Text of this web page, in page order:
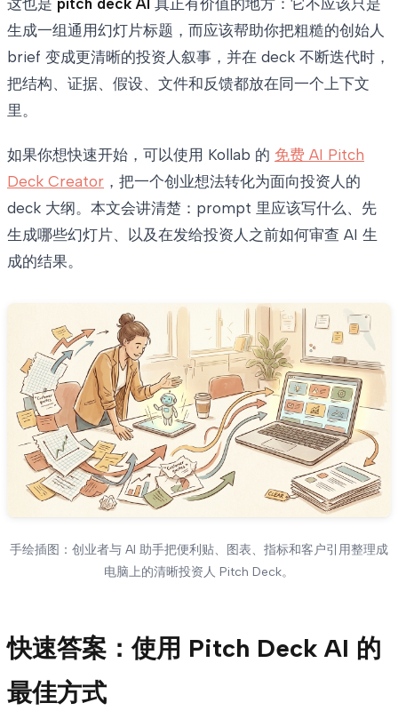
生成一组通用幻灯片标题，而应该帮助你把粗糙的创始人
brief 变成更清晰的投资人叙事，并在 deck 不断迭代时，
把结构、证据、假设、文件和反馈都放在同一个上下文
里。
如果你想快速开始，可以使用 Kollab 的 免费 AI Pitch
Deck Creator ，把一个创业想法转化为面向投资人的
deck 大纲。本文会讲清楚：prompt 里应该写什么、先
生成哪些幻灯片、以及在发给投资人之前如何审查 AI 生
成的结果。
手绘插图：创业者与 AI 助手把便利贴、图表、指标和客户引用整理成
电脑上的清晰投资人 Pitch Deck。
快速答案：使用 Pitch Deck AI 的
最佳方式